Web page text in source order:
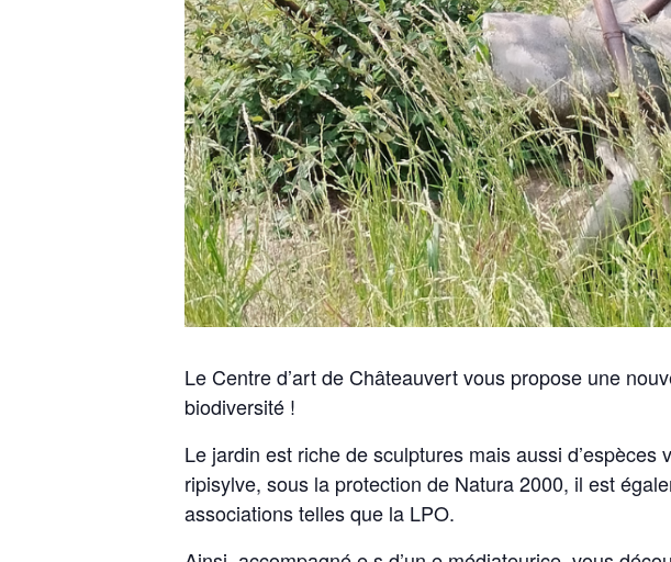
Le Centre d’art de Châteauvert vous propose une
biodiversité !
Le jardin est riche de sculptures mais aussi
ripisylve, sous la protection de Natura 2000, il est
associations telles que la LPO.